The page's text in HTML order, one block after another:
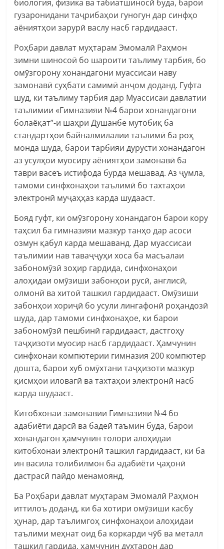
биология, физика ва табиатшиносӣ буда, барои
гузаронидани таҷрибаҳои гуногун дар синфҳо
аёниятҳои зарурӣ васлу насб гардидааст.
Роҳбари давлат муҳтарам Эмомалӣ Раҳмон
зимни шиносоӣ бо шароити таълиму тарбия, бо
омӯзгорону хонандагони муассисаи наву
замонавӣ суҳбати самимӣ анҷом доданд. Гуфта
шуд, ки таълиму тарбия дар Муассисаи давлатии
таълимии «Гимназияи №4 барои хонандагони
болаёқат”-и шаҳри Душанбе мутобиқ ба
стандартҳои байналмилалии таълимӣ ба роҳ
монда шуда, барои тарбияи дурусти хонандагон
аз усулҳои муосиру аёниятҳои замонавӣ ба
таври васеъ истифода бурда мешавад. Аз ҷумла,
тамоми синфхонаҳои таълимӣ бо тахтаҳои
электронӣ муҷаҳҳаз карда шудааст.
Бояд гуфт, ки омӯзгорону хонандагон барои кору
таҳсил ба гимназияи мазкур танҳо дар асоси
озмун қабул карда мешаванд. Дар муассисаи
таълимии нав таваҷҷуҳи хоса ба масъалаи
забономӯзӣ зоҳир гардида, синфхонаҳои
алоҳидаи омӯзиши забонҳои русӣ, англисӣ,
олмонӣ ва хитоӣ ташкил гардидааст. Омӯзиши
забонҳои хориҷӣ бо усули лингафонӣ роҳандозӣ
шуда, дар тамоми синфхонаҳое, ки барои
забономӯзӣ пешбинӣ гардидааст, дастгоҳу
таҷҳизоти муосир насб гардидааст. Ҳамчунин
синфхонаи компютерии гимназия 200 компютер
дошта, барои хуб омӯхтани таҷҳизоти мазкур
қисмҳои иловагӣ ва тахтаҳои электронӣ насб
карда шудааст.
Китобхонаи замонавии Гимназияи №4 бо
адабиёти дарсӣ ва бадеӣ таъмин буда, барои
хонандагон ҳамчунин толори алоҳидаи
китобхонаи электронӣ ташкил гардидааст, ки ба
ин васила толибилмон ба адабиёти ҷаҳонӣ
дастрасӣ пайдо менамоянд.
Ба Роҳбари давлат муҳтарам Эмомалӣ Раҳмон
иттилоъ доданд, ки ба хотири омӯзиши касбу
ҳунар, дар таълимгоҳ синфхонаҳои алоҳидаи
таълими меҳнат оид ба коркарди чӯб ва металл
ташкил гардида, ҳамчунин духтарон дар